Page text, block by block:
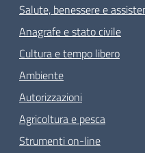
Salute, benessere e
Anagrafe e stato civile
Cultura e tempo libero
Ambiente
Autorizzazioni
Agricoltura e pesca
Strumenti on-line